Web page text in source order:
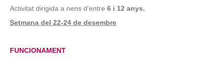
Activitat dirigida a nens d'entre 6 i 12 anys.
Setmana del 22-24 de desembre
FUNCIONAMENT